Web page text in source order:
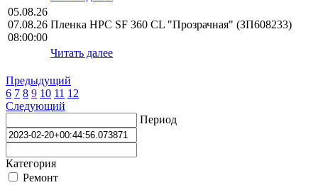
05.08.26
07.08.26
08:00:00
Пленка HPС SF 360 CL "Прозрачная" (ЗП608233)
Читать далее
Предыдущий
6 7 8 9 10 11 12
Следующий
Период
Категория
Ремонт